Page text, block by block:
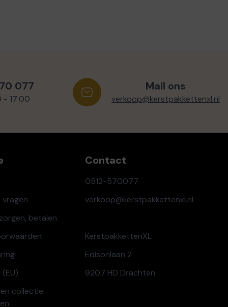
077
- 17:00
Mail ons
verkoop@kerstpakkettenxl.nl
vragen
betalen
collectie
Contact
0512-570077
verkoop@kerstpakkettenxl.nl
KerstpakkettenXL
Edisonlaan 2
9207 HD Drachten